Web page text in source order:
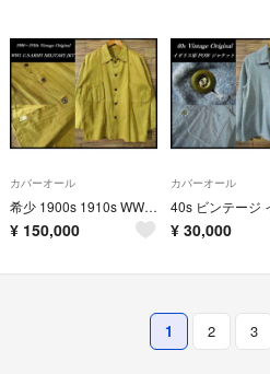
カバーオール
希少 1900s 1910s WW1 大戦 米軍 2ポケット シャツ ジャケット
¥ 150,000
カバーオール
¥ 30,000
1 2 3